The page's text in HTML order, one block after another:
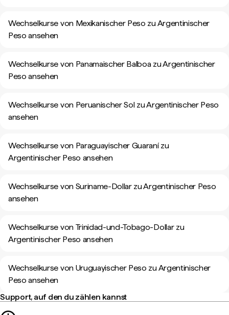
Wechselkurse von Mexikanischer Peso zu Argentinischer
Peso ansehen
Wechselkurse von Panamaischer Balboa zu Argentinischer
Peso ansehen
Wechselkurse von Peruanischer Sol zu Argentinischer Peso
ansehen
Wechselkurse von Paraguayischer Guaraní zu
Argentinischer Peso ansehen
Wechselkurse von Suriname-Dollar zu Argentinischer Peso
ansehen
Wechselkurse von Trinidad-und-Tobago-Dollar zu
Argentinischer Peso ansehen
Wechselkurse von Uruguayischer Peso zu Argentinischer
Peso ansehen
Support, auf den du zählen kannst